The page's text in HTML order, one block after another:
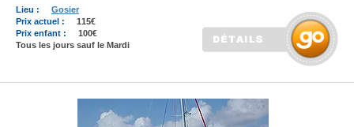
Lieu :
Gosier
Prix actuel :
115€
Prix enfant :
100€
Tous les jours sauf le Mardi